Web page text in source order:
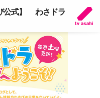
公式】 わさドラ